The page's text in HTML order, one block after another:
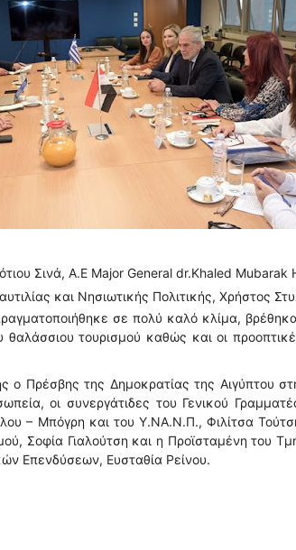
Σινά, Α.Ε Major General dr.Khaled Mubarak
και Νησιωτικής Πολιτικής, Χρήστος
σε πολύ καλό κλίμα,
θαλάσσιου τουρισμού καθώς και οι
ο Πρέσβης της Δημοκρατίας της Αιγύπτου
οι συνεργάτιδες του Γενικού
– Μπόγρη και του Υ.ΝΑ.Ν.Π., Φιλίτσα
Σοφία Γιαλούτση και η Προϊσταμένη του
Επενδύσεων, Ευσταθία Ρείνου.